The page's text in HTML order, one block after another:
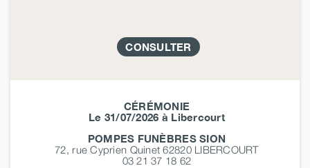
CONSULTER
CÉRÉMONIE
Le 31/07/2026 à Libercourt
POMPES FUNÈBRES SION
72, rue Cyprien Quinet 62820 LIBERCOURT
03 21 37 18 62